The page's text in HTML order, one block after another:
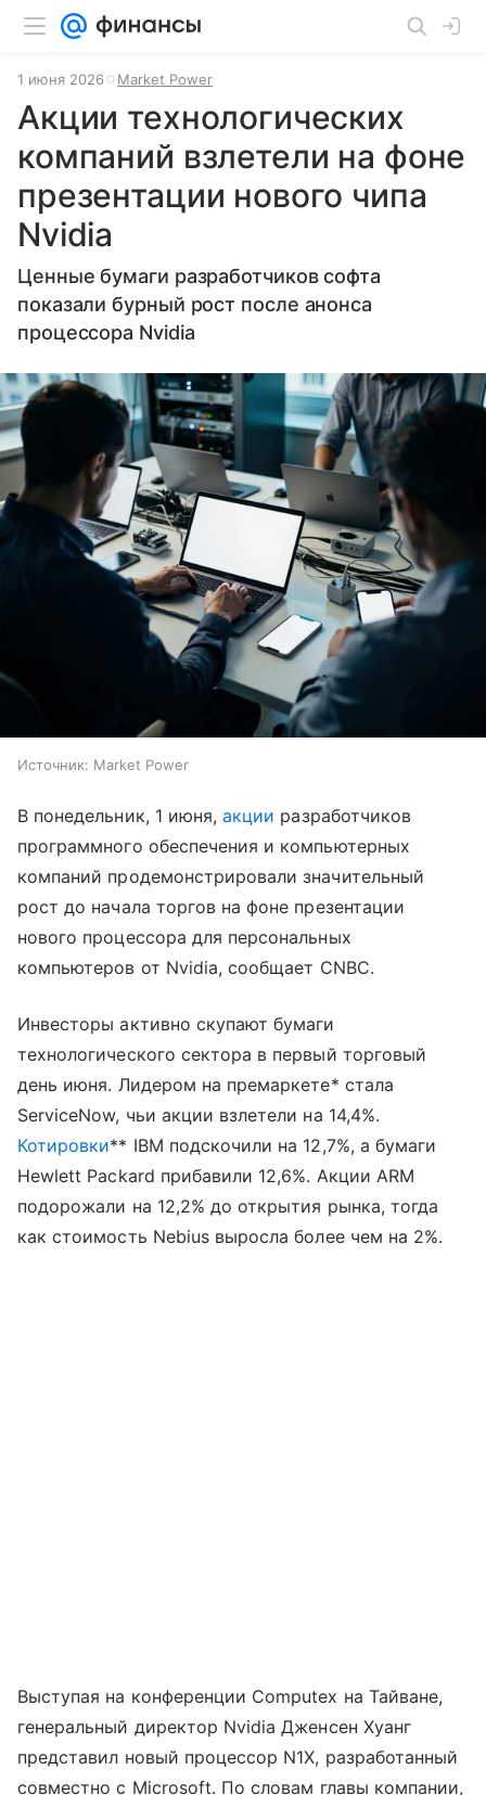
1 июня 2026 Market Power
Акции технологических
компаний взлетели на фоне
презентации нового чипа
Nvidia
Ценные бумаги разработчиков софта
показали бурный рост после анонса
процессора Nvidia
Источник: Market Power
В понедельник, 1 июня,акции разработчиков
программного обеспечения и компьютерных
компаний продемонстрировали значительный
рост до начала торгов на фоне презентации
нового процессора для персональных
компьютеров от Nvidia, сообщает CNBC.
Инвесторы активно скупают бумаги
технологического сектора в первый торговый
день июня. Лидером на премаркете* стала
ServiceNow, чьи акции взлетели на 14,4%.
Котировки** IBM подскочили на 12,7%, а бумаги
Hewlett Packard прибавили 12,6%. Акции ARM
подорожали на 12,2% до открытия рынка, тогда
как стоимость Nebius выросла более чем на 2%.
Выступая на конференции Computex на Тайване,
генеральный директор Nvidia Дженсен Хуанг
представил новый процессор N1X, разработанный
совместно с Microsoft. По словам главы компании,